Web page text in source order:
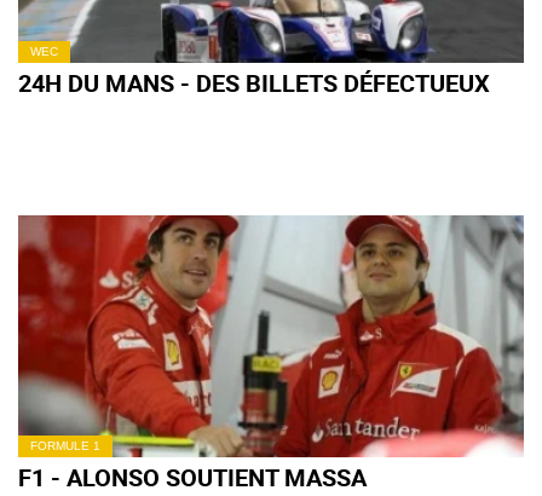
WEC
24H DU MANS - DES BILLETS DÉFECTUEUX
FORMULE 1
F1 - ALONSO SOUTIENT MASSA